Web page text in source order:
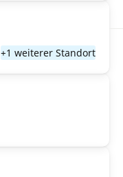
+1 weiterer Standort